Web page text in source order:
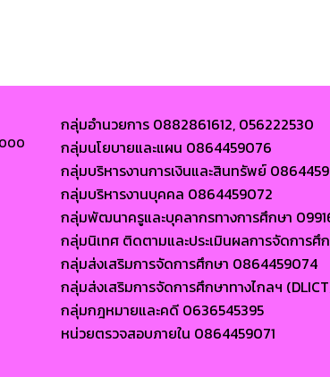
กลุ่มอำนวยการ 0882861612, 056222530
กลุ่มนโยบายและแผน 0864459076
กลุ่มบริหารงานการเงินและสินทรัพย์
กลุ่มบริหารงานบุคคล 0864459072
กลุ่มพัฒนาครูและบุคลากรทางการศึกษา
กลุ่มนิเทศ ติดตามและประเมินผลการจัดการศึ
กลุ่มส่งเสริมการจัดการศึกษา 0864459074
กลุ่มส่งเสริมการจัดการศึกษาทางไกลฯ
กลุ่มกฎหมายและคดี 0636545395
หน่วยตรวจสอบภายใน 0864459071